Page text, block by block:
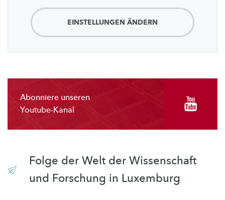
EINSTELLUNGEN ÄNDERN
Abonniere unseren
Youtube-Kanal
Folge der Welt der Wissenschaft
und Forschung in Luxemburg